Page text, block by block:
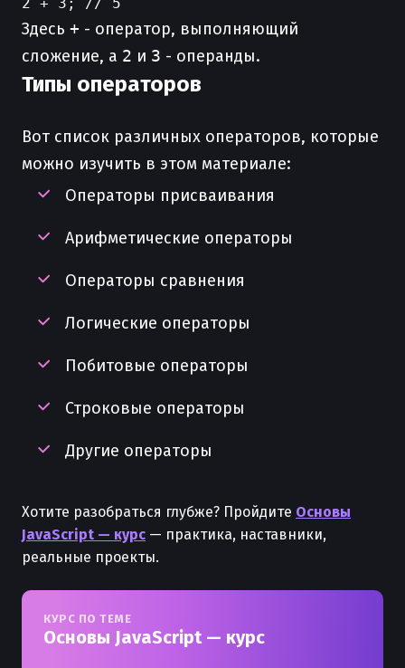
Здесь + - оператор, выполняющий
сложение, а 2 и 3 - операнды.
Типы операторов
Вот список различных операторов, которые
можно изучить в этом материале:
Операторы присваивания
Арифметические операторы
Операторы сравнения
Логические операторы
Побитовые операторы
Строковые операторы
Другие операторы
Хотите разобраться глубже? Пройдите Основы
JavaScript — курс — практика, наставники,
реальные проекты.
КУРС ПО ТЕМЕ
Основы JavaScript — курс